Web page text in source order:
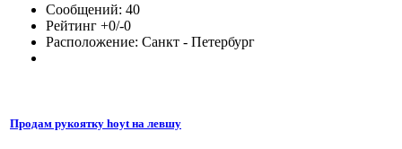
Сообщений: 40
Рейтинг +0/-0
Расположение: Санкт - Петербург
Продам рукоятку hoyt на левшу